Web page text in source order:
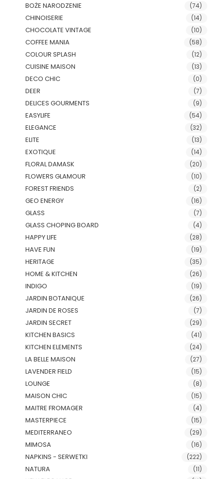
BOŻE NARODZENIE (74)
CHINOISERIE (14)
CHOCOLATE VINTAGE (10)
COFFEE MANIA (58)
COLOUR SPLASH (12)
CUISINE MAISON (13)
DECO CHIC (0)
DEER (7)
DELICES GOURMENTS (9)
EASYLIFE (54)
ELEGANCE (32)
ELITE (13)
EXOTIQUE (14)
FLORAL DAMASK (20)
FLOWERS GLAMOUR (10)
FOREST FRIENDS (2)
GEO ENERGY (16)
GLASS (7)
GLASS CHOPING BOARD (4)
HAPPY LIFE (28)
HAVE FUN (19)
HERITAGE (35)
HOME & KITCHEN (26)
INDIGO (19)
JARDIN BOTANIQUE (26)
JARDIN DE ROSES (7)
JARDIN SECRET (29)
KITCHEN BASICS (41)
KITCHEN ELEMENTS (24)
LA BELLE MAISON (27)
LAVENDER FIELD (15)
LOUNGE (8)
MAISON CHIC (15)
MAITRE FROMAGER (4)
MASTERPIECE (15)
MEDITERRANEO (29)
MIMOSA (16)
NAPKINS - SERWETKI (222)
NATURA (11)